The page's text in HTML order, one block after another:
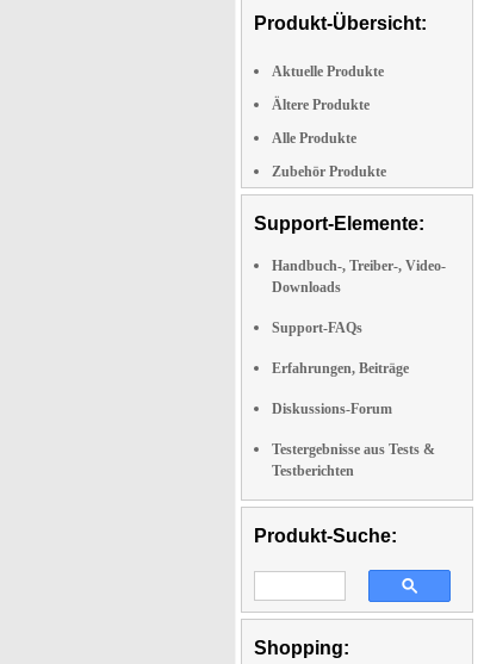
Produkt-Übersicht:
Aktuelle Produkte
Ältere Produkte
Alle Produkte
Zubehör Produkte
Support-Elemente:
Handbuch-, Treiber-, Video-
Downloads
Support-FAQs
Erfahrungen, Beiträge
Diskussions-Forum
Testergebnisse aus Tests &
Testberichten
Produkt-Suche:
Shopping: